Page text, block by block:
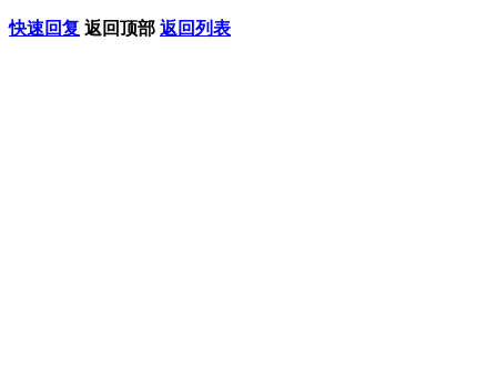
快速回复 返回顶部 返回列表